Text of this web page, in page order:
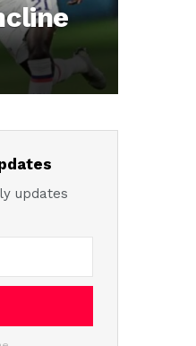
updates